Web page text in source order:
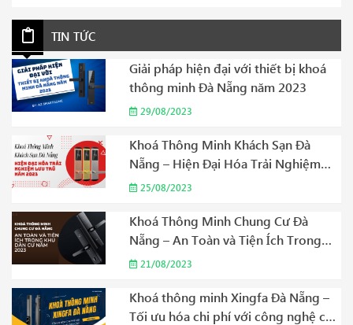
TIN TỨC
Giải pháp hiện đại với thiết bị khoá
thông minh Đà Nẵng năm 2023
29/08/2023
Khoá Thông Minh Khách Sạn Đà
Nẵng – Hiện Đại Hóa Trải Nghiệm
Lưu Trú Năm 2023
25/08/2023
Khoá Thông Minh Chung Cư Đà
Nẵng – An Toàn và Tiện Ích Trong
Khu Dân Cư Năm 2023
21/08/2023
Khoá thông minh Xingfa Đà Nẵng –
Tối ưu hóa chi phí với công nghệ cao